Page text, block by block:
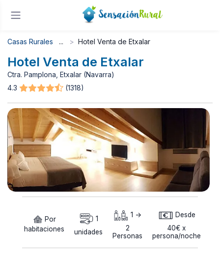
Casas Rurales Hotel Venta de Etxalar
Hotel Venta de Etxalar
Ctra. Pamplona, Etxalar (Navarra)
4.3
(1318)
Por
habitaciones
1
unidades
1 ->
2
Personas
Desde
40€ x
persona/noche